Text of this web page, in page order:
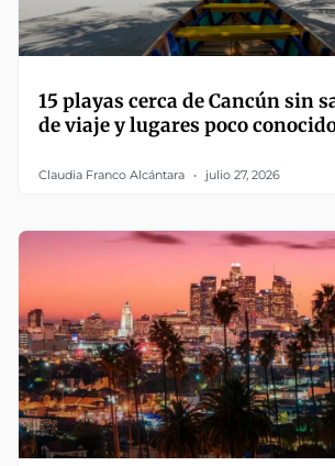
15 playas cerca de Cancún sin
de viaje y lugares poco
Claudia Franco Alcántara julio 27, 2026